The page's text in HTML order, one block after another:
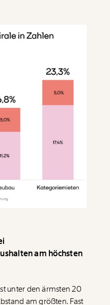
am höchsten
unter den ärmsten 20
am größten. Fast